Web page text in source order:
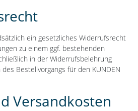
ein gesetzliches Widerrufsrecht
zu einem ggf. bestehenden
in der Widerrufsbelehrung
Bestellvorgangs für den KUNDEN
Versandkosten